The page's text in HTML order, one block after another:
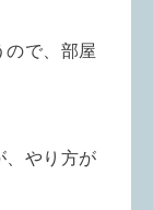
ので、部屋
、やり方が